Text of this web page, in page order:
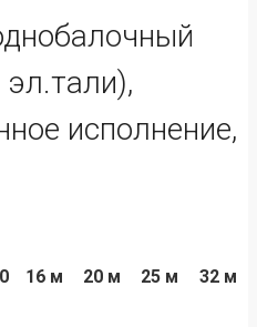
исполнение,
16 м 20 м 25 м 32 м